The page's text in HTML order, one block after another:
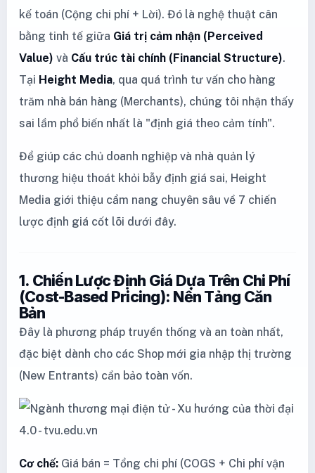
kế toán (Cộng chi phí + Lời). Đó là nghệ thuật cân
bằng tinh tế giữa Giá trị cảm nhận (Perceived
Value) và Cấu trúc tài chính (Financial Structure).
Tại Height Media, qua quá trình tư vấn cho hàng
trăm nhà bán hàng (Merchants), chúng tôi nhận thấy
sai lầm phổ biến nhất là "định giá theo cảm tính".
Để giúp các chủ doanh nghiệp và nhà quản lý
thương hiệu thoát khỏi bẫy định giá sai, Height
Media giới thiệu cẩm nang chuyên sâu về 7 chiến
lược định giá cốt lõi dưới đây.
1. Chiến Lược Định Giá Dựa Trên Chi Phí
(Cost-Based Pricing): Nền Tảng Căn
Bản
Đây là phương pháp truyền thống và an toàn nhất,
đặc biệt dành cho các Shop mới gia nhập thị trường
(New Entrants) cần bảo toàn vốn.
Cơ chế: Giá bán = Tổng chi phí (COGS + Chi phí vận